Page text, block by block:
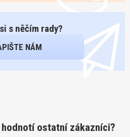
s něčím rady?
NÁM
ostatní zákazníci?